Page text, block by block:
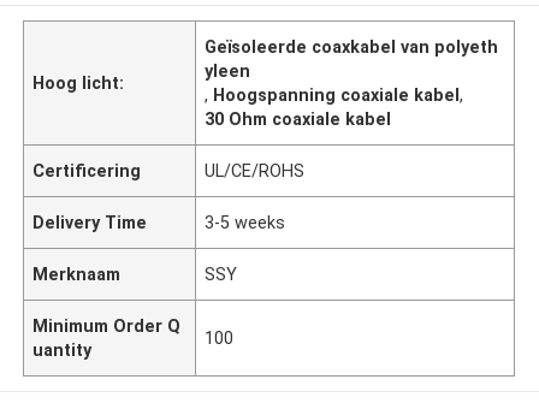
Hoog licht:
Geïsoleerde coaxkabel van polyeth
yleen
, Hoogspanning coaxiale kabel,
30 Ohm coaxiale kabel
Certificering UL/CE/ROHS
Delivery Time 3-5 weeks
Merknaam SSY
Minimum Order Q
uantity
100